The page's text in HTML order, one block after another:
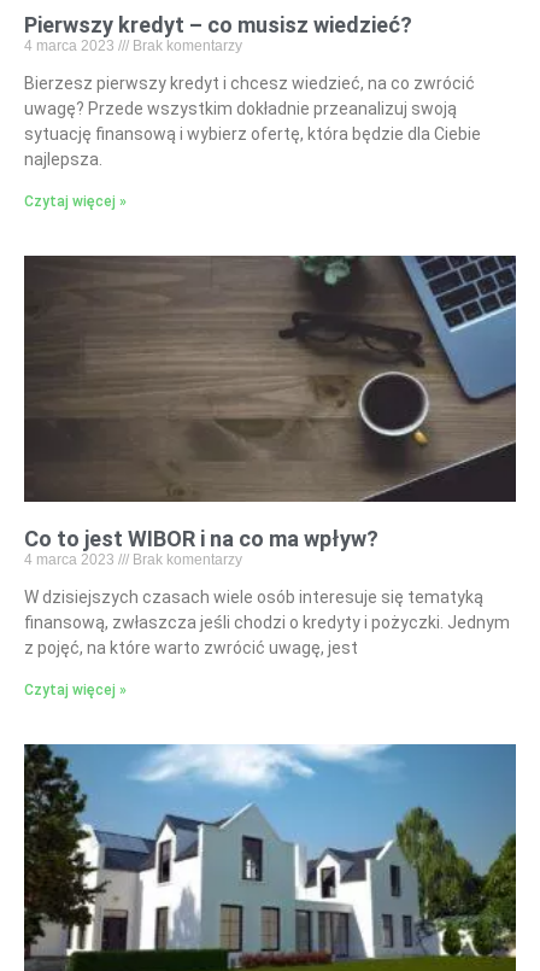
Pierwszy kredyt – co musisz wiedzieć?
4 marca 2023 Brak komentarzy
Bierzesz pierwszy kredyt i chcesz wiedzieć, na co zwrócić
uwagę? Przede wszystkim dokładnie przeanalizuj swoją
sytuację finansową i wybierz ofertę, która będzie dla Ciebie
najlepsza.
Czytaj więcej »
Co to jest WIBOR i na co ma wpływ?
4 marca 2023 Brak komentarzy
W dzisiejszych czasach wiele osób interesuje się tematyką
finansową, zwłaszcza jeśli chodzi o kredyty i pożyczki. Jednym
z pojęć, na które warto zwrócić uwagę, jest
Czytaj więcej »